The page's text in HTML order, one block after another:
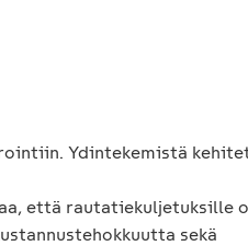
Ydintekemistä
että rautatiekuljetuksille
sekä